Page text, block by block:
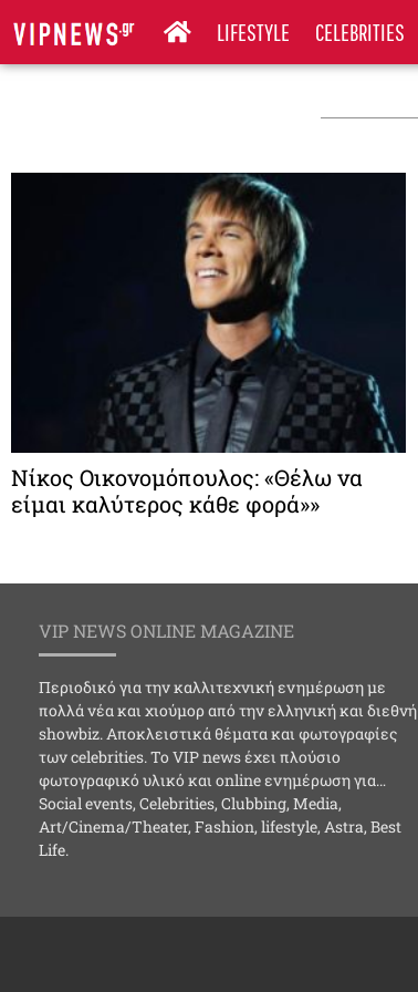
LIFESTYLE CELEBRITIES
Νίκος Οικονομόπουλος: «Θέλω να
είμαι καλύτερος κάθε φορά»»
VIP NEWS ONLINE MAGAZINE
Περιοδικό για την καλλιτεχνική ενημέρωση με
πολλά νέα και χιούμορ από την ελληνική και διεθνή
showbiz. Αποκλειστικά θέματα και φωτογραφίες
των celebrities. Το VIP news έχει πλούσιο
φωτογραφικό υλικό και online ενημέρωση για…
Social events, Celebrities, Clubbing, Media,
Art/Cinema/Theater, Fashion, lifestyle, Astra, Best
Life.